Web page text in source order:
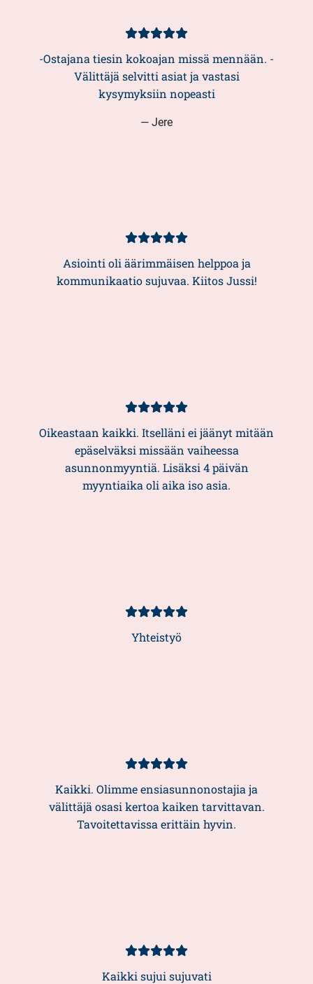
Kundbetyg
5/5
-Ostajana tiesin kokoajan missä mennään. -
Välittäjä selvitti asiat ja vastasi
kysymyksiin nopeasti
— Jere
Kundbetyg
5/5
Asiointi oli äärimmäisen helppoa ja
kommunikaatio sujuvaa. Kiitos Jussi!
Kundbetyg
5/5
Oikeastaan kaikki. Itselläni ei jäänyt mitään
epäselväksi missään vaiheessa
asunnonmyyntiä. Lisäksi 4 päivän
myyntiaika oli aika iso asia.
Kundbetyg
5/5
Yhteistyö
Kundbetyg
Kaikki. Olimme ensiasunnonostajia ja
välittäjä osasi kertoa kaiken tarvittavan.
Tavoitettavissa erittäin hyvin.
Kundbetyg
5/5
Kaikki sujui sujuvati